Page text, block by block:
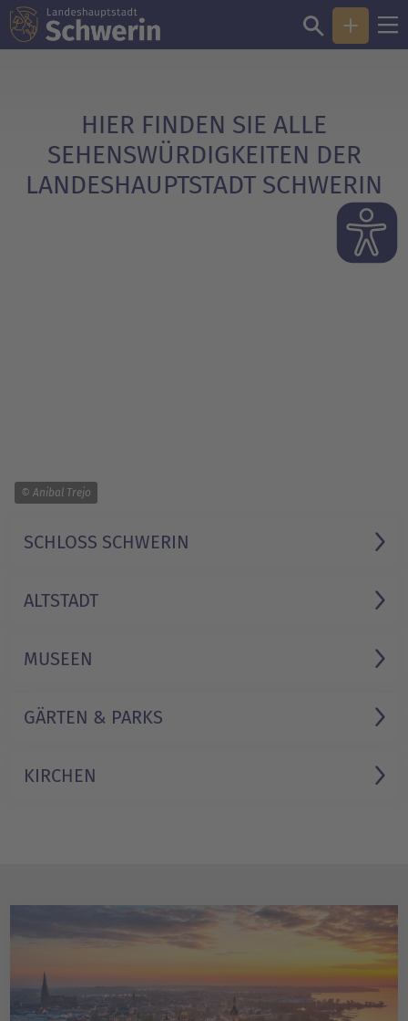
Sie sind hier: Sehenswürdig­keiten in Schwerin
HIER FINDEN SIE ALLE
SEHENSWÜRDIGKEITEN DER
LANDESHAUPTSTADT SCHWERIN
© Anibal Trejo
SCHLOSS SCHWERIN
ALTSTADT
MUSEEN
GÄRTEN & PARKS
KIRCHEN